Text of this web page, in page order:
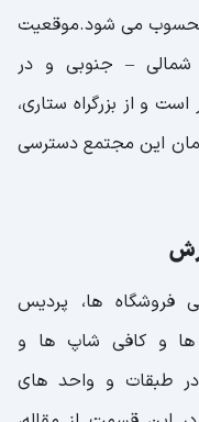
محسوب می شود.موقعیت
شمالی – جنوبی و در
و از بزرگراه ستاری،
این مجتمع دسترسی
5 بخش اصلی فروشگاه ها، پردیس
ها و کافی شاپ ها و
طبقات و واحد های